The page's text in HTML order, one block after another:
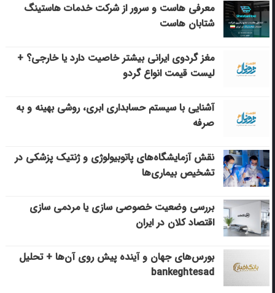
معرفی هاست و سرور از شرکت خدمات هاستینگ
شتابان هاست
مغز گردوی ایرانی بیشتر خاصیت دارد یا خارجی؟ +
لیست قیمت انواع گردو
آشنایی با سیستم حسابداری ابری، روشی بهینه و به
صرفه
نقش آزمایشگاه‌های پاتوبیولوژی و ژنتیک پزشکی در
تشخیص بیماری‌ها
بررسی وضعیت خصوصی سازی یا مردمی سازی
اقتصاد کلان در ایران
بورس‌های جهان و آینده پیش روی آن‌ها + تحلیل
bankeghtesad